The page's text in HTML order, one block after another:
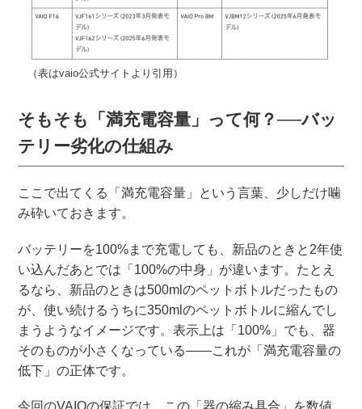
（表はvaio公式サイトより引用）
そもそも「満充電容量」って何？──バッ
テリー劣化の仕組み
ここで出てくる「満充電容量」という言葉、少しだけ噛
み砕いておきます。
バッテリーを100%まで充電しても、新品のときと2年使
い込んだあとでは「100%の中身」が違います。たとえ
るなら、新品のときは500mlのペットボトルだったもの
が、使い続けるうちに350mlのペットボトルに縮んでし
まうようなイメージです。表示上は「100%」でも、器
そのものが小さくなっている——これが「満充電容量の
低下」の正体です。
今回のVAIOの保証では、この「器の縮み具合」を数値